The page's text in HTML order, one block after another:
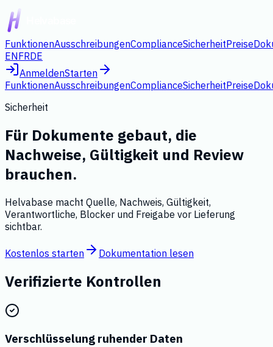
FunktionenAusschreibungenComplianceSicherheitPreise
ENFRDE
AnmeldenStarten
FunktionenAusschreibungenComplianceSicherheitPreise
Sicherheit
Für Dokumente gebaut, die
Nachweise, Gültigkeit und Review
brauchen.
Helvabase macht Quelle, Nachweis, Gültigkeit,
Verantwortliche, Blocker und Freigabe vor Lieferung
sichtbar.
Kostenlos starten Dokumentation lesen
Verifizierte Kontrollen
Verschlüsselung ruhender Daten